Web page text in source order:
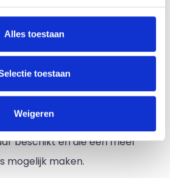
Alles toestaan
toestaan
Weigeren
waarover deze
beschikt en die een meer
mogelijk maken.